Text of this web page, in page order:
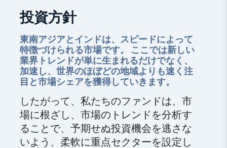
投資方針
東南アジアとインドは、スピードによって
特徴づけられる市場です。 ここでは新しい
業界トレンドが単に生まれるだけでなく、
加速し、世界のほぼどの地域よりも速く注
目と市場シェアを獲得していきます。
したがって、私たちのファンドは、市
場に根ざし、市場のトレンドを分析す
ることで、予期せぬ投資機会を逃さな
いよう、柔軟に重点セクターを設定し